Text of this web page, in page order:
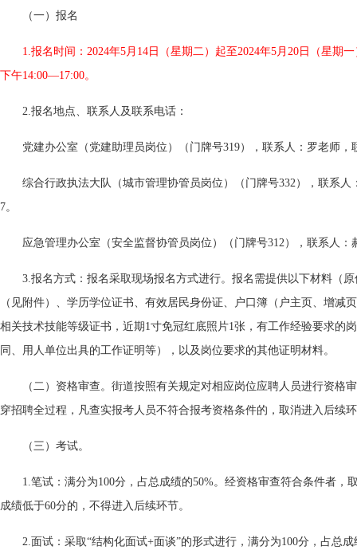
（一）报名
1.报名时间：2024年5月14日（星期二）起至2024年5月20日（星期
下午14:00—17:00。
2.报名地点、联系人及联系电话：
党建办公室（党建助理员岗位）（门牌号319），联系人：罗老师，
综合行政执法大队（城市管理协管员岗位）（门牌号332），联系人
7。
应急管理办公室（安全监督协管员岗位）（门牌号312），联系人：
3.报名方式：报名采取现场报名方式进行。报名需提供以下材料（
（见附件）、学历学位证书、有效居民身份证、户口簿（户主页、增减
相关技术技能等级证书，近期1寸免冠红底照片1张，有工作经验要求的
同、用人单位出具的工作证明等），以及岗位要求的其他证明材料。
（二）资格审查。街道按照有关规定对相应岗位应聘人员进行资格
穿招聘全过程，凡查实报考人员不符合报考资格条件的，取消进入后续
（三）考试。
1.笔试：满分为100分，占总成绩的50%。经资格审查符合条件者，
成绩低于60分的，不得进入后续环节。
2.面试：采取“结构化面试+面谈”的形式进行，满分为100分，占总